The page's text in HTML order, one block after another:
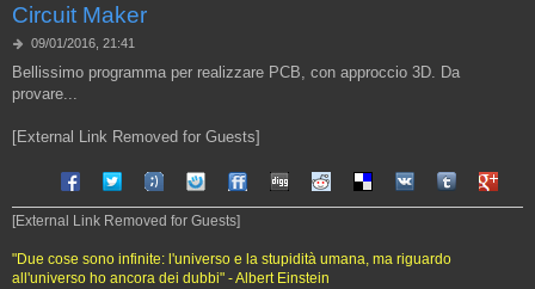
Circuit Maker
M
s
s
g
09/01/2016, 21:41
Bellissimo programma per realizzare PCB, con approccio 3D. Da
provare...
[External Link Removed for Guests]
Share on Facebook
Share on Twitter
Share on Tuenti
Share on Sonico
Share on FriendFeed
Share on Digg
Share on Reddit
Share on Delicious
Share on VK
Share onShare
[External Link Removed for Guests]
"Due cose sono infinite: l'universo e la stupidità umana, ma riguardo
all'universo ho ancora dei dubbi" - Albert Einstein